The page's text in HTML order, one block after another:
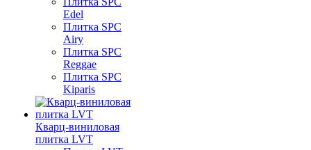
Edel
Плитка SPC
Airy
Плитка SPC
Reggae
Плитка SPC
Kiparis
Кварц-виниловая
плитка LVT